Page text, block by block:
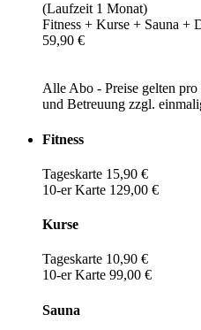
(Laufzeit 1 Monat)
Fitness + Kurse + Sauna +
59,90 €
Alle Abo - Preise gelten
und Betreuung zzgl.
Fitness
Tageskarte 15,90 €
10-er Karte 129,00 €
Kurse
Tageskarte 10,90 €
10-er Karte 99,00 €
Sauna